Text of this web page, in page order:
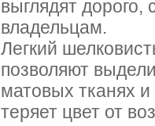
выглядят дорого,
владельцам.
Легкий
позволяют
матовых тканях
теряет цвет от